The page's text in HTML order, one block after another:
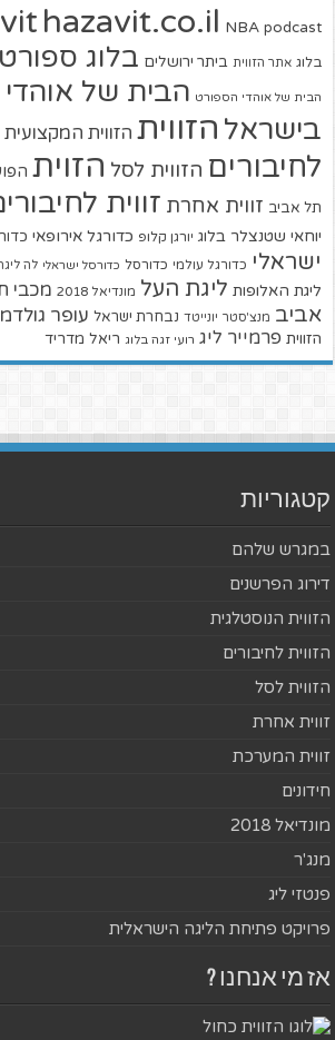
hazavit.co.il NBA podcast
בלוג אתר הזווית ביתר ירושלים בלוג ספורט
הבית של אוהדי הספורט הבית של
בישראל הזווית הזווית המקצועית
לחיבורים הזווית לסל הזוית
תל אביב זווית אחרת זווית
יוחאי שטנצלר בלוג יורגן קלופ כדורגל אירופאי
ישראלי כדורגל עולמי כדורסל כדורסל ישראלי לה
ליגת האלופות ליגת העל מונדיאל 2018 מכבי
אביב מנצ'סטר יונייטד נבחרת ישראל עופר
הזווית פרמייר ליג רועי זגה בלוג ריאל מדריד
קטגוריות
במגרש שלהם
דירוג הפרשנים
הזווית הנוסטלגית
הזווית לחיבורים
הזווית לסל
זווית אחרת
זווית המערכת
חידונים
מונדיאל 2018
מנג'ר
פנטזי ליג
פרויקט פתיחת הליגה הישראלית
אז מי אנחנו ?